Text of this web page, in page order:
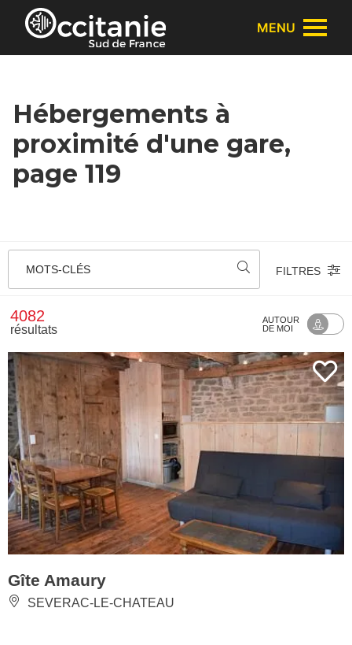
Panneau de gestion des cookies
MENU
Hébergements à
proximité d'une gare,
page 119
MOTS-CLÉS FILTRES
4082
résultats
AUTOUR
DE MOI
Gîte Amaury
SEVERAC-LE-CHATEAU